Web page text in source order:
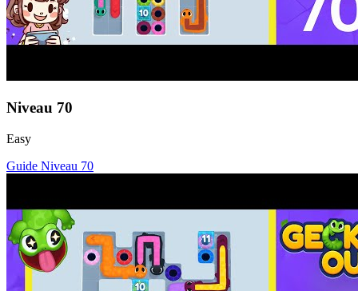
Niveau 70
Easy
Guide Niveau 70